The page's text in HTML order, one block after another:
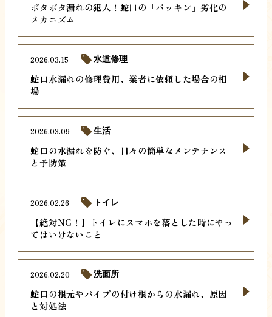
ポタポタ漏れの犯人！蛇口の「パッキン」劣化の
メカニズム
蛇口水漏れの修理費用、業者に依頼した場合の相
場
2026.03.15 水道修理
蛇口の水漏れを防ぐ、日々の簡単なメンテナンス
と予防策
2026.03.09 生活
【絶対NG！】トイレにスマホを落とした時にやっ
てはいけないこと
2026.02.26 トイレ
蛇口の根元やパイプの付け根からの水漏れ、原因
と対処法
2026.02.20 洗面所